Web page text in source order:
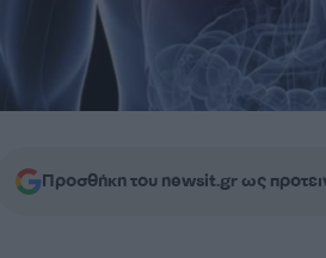
Προσθήκη του newsit.gr ως